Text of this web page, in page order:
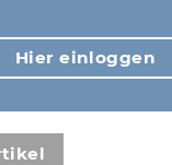
Hier einloggen